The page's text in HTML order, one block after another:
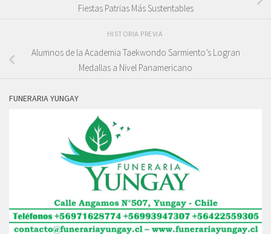
Fiestas Patrias Más Sustentables
HISTORIA PREVIA
Alumnos de la Academia Taekwondo Sarmiento’s Logran
Medallas a Nivel Panamericano
FUNERARIA YUNGAY